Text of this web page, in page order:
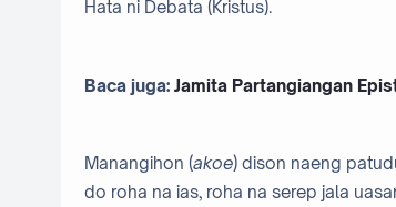
Hata ni Debata (Kristus).
Baca juga: Jamita Partangiangan
Manangihon (akoe) dison naeng
do roha na ias, roha na serep jala